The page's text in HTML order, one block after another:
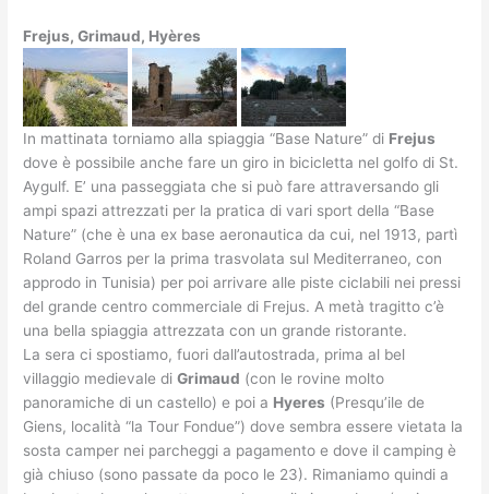
Frejus, Grimaud, Hyères
In mattinata torniamo alla spiaggia “Base Nature” di Frejus
dove è possibile anche fare un giro in bicicletta nel golfo di St.
Aygulf. E’ una passeggiata che si può fare attraversando gli
ampi spazi attrezzati per la pratica di vari sport della “Base
Nature” (che è una ex base aeronautica da cui, nel 1913, partì
Roland Garros per la prima trasvolata sul Mediterraneo, con
approdo in Tunisia) per poi arrivare alle piste ciclabili nei pressi
del grande centro commerciale di Frejus. A metà tragitto c’è
una bella spiaggia attrezzata con un grande ristorante.
La sera ci spostiamo, fuori dall’autostrada, prima al bel
villaggio medievale diGrimaud (con le rovine molto
panoramiche di un castello) e poi a Hyeres (Presqu’ile de
Giens, località “la Tour Fondue”) dove sembra essere vietata la
sosta camper nei parcheggi a pagamento e dove il camping è
già chiuso (sono passate da poco le 23). Rimaniamo quindi a